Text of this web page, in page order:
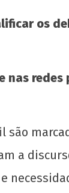
os
redes
são
a